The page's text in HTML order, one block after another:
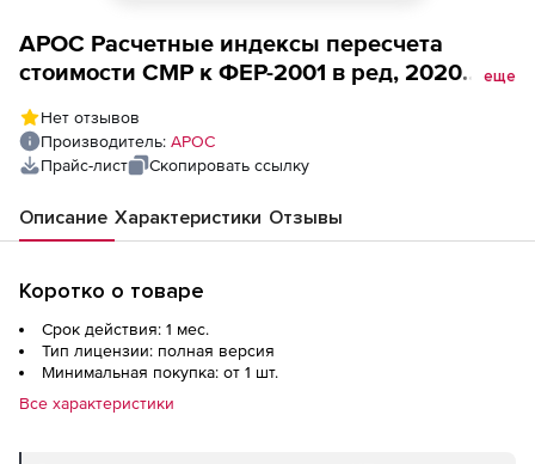
АРОС Расчетные индексы пересчета
стоимости СМР к ФЕР-2001 в ред, 2020
(лицензия), Республика Коми 1 зона за 1
месяц 2-е и последующие рабочие места
еще
Нет отзывов
Производитель: АРОС
Прайс-лист
Скопировать ссылку
Описание Характеристики Отзывы
Коротко о товаре
Срок действия: 1 мес.
Тип лицензии: полная версия
Минимальная покупка: от 1 шт.
Все характеристики